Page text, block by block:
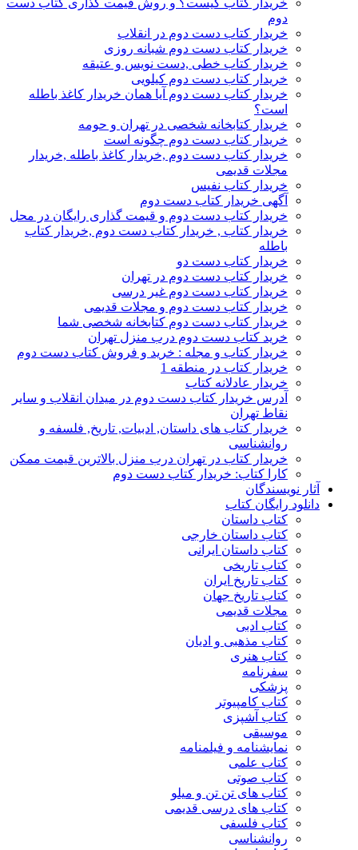
خریدار کتاب کیست؟ و روش قیمت گذاری کتاب دست
دوم
خریدار کتاب دست دوم در انقلاب
خریدار کتاب دست دوم شبانه روزی
خریدار کتاب خطی ,دست نویس و عتیقه
خریدار کتاب دست دوم کیلویی
خریدار کتاب دست دوم آیا همان خریدار کاغذ باطله
است؟
خریدار کتابخانه شخصی در تهران و حومه
خریدار کتاب دست دوم چگونه است
خریدار کتاب دست دوم ,خریدار کاغذ باطله ,خریدار
مجلات قدیمی
خریدار کتاب نفیس
آگهی خریدار کتاب دست دوم
خریدار کتاب دست دوم و قیمت گذاری رایگان در محل
خریدار کتاب , خریدار کتاب دست دوم ,خریدار کتاب
باطله
خریدار کتاب دست دو
خریدار کتاب دست دوم در تهران
خریدار کتاب دست دوم غیر درسی
خریدار کتاب دست دوم و مجلات قدیمی
خریدار کتاب دست دوم کتابخانه شخصی شما
خرید کتاب دست دوم درب منزل تهران
خریدار کتاب و مجله : خرید و فروش کتاب دست دوم
خریدار کتاب در منطقه 1
خریدار عادلانه کتاب
آدرس خریدار کتاب دست دوم در میدان انقلاب و سایر
نقاط تهران
خریدار کتاب های داستان, ادبیات, تاریخ, فلسفه و
روانشناسی
خریدار کتاب در تهران درب منزل بالاترین قیمت ممکن
کارا کتاب: خریدار کتاب دست دوم
آثار نویسندگان
دانلود رایگان کتاب
کتاب داستان
کتاب داستان خارجی
کتاب داستان ایرانی
کتاب تاریخی
کتاب تاریخ ایران
کتاب تاریخ جهان
مجلات قدیمی
کتاب ادبی
کتاب مذهبی و ادیان
کتاب هنری
سفرنامه
پزشکی
کتاب کامپیوتر
کتاب آشپزی
موسیقی
نمایشنامه و فیلمنامه
کتاب علمی
کتاب صوتی
کتاب های تن تن و میلو
کتاب های درسی قدیمی
کتاب فلسفی
روانشناسی